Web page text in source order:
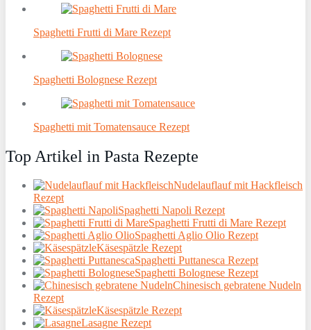
Spaghetti Frutti di Mare Rezept
Spaghetti Bolognese Rezept
Spaghetti mit Tomatensauce Rezept
Top Artikel in Pasta Rezepte
Nudelauflauf mit Hackfleisch
Rezept
Spaghetti Napoli Rezept
Spaghetti Frutti di Mare Rezept
Spaghetti Aglio Olio Rezept
Käsespätzle Rezept
Spaghetti Puttanesca Rezept
Spaghetti Bolognese Rezept
Chinesisch gebratene Nudeln
Rezept
Käsespätzle Rezept
Lasagne Rezept